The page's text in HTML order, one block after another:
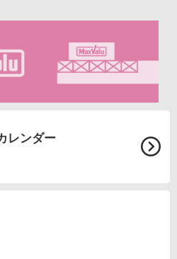
レンダー